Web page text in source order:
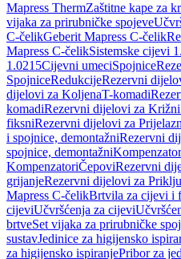
Mapress ThermZaštitne kape za
vijaka za prirubničke spojeve
C-čelikGeberit Mapress C-čelik
Mapress C-čelikSistemske cijevi
1.0215Cijevni umeciSpojnice
SpojniceRedukcijeRezervni
dijelovi za KoljenaT-komadi
komadiRezervni dijelovi za
fiksniRezervni dijelovi za
i spojnice, demontažniRezervni
spojnice, demontažni
KompenzatoriČepoviRezervni
grijanjeRezervni dijelovi za
Mapress C-čelikBrtvila za cijevi i
cijeviUčvršćenja za cijevi
brtveSet vijaka za prirubničke
sustavJedinice za higijensko
za higijensko ispiranjePribor za